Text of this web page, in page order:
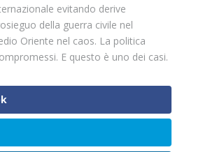
evitando derive
della guerra civile nel
Oriente nel caos. La politica
E questo è uno dei casi.